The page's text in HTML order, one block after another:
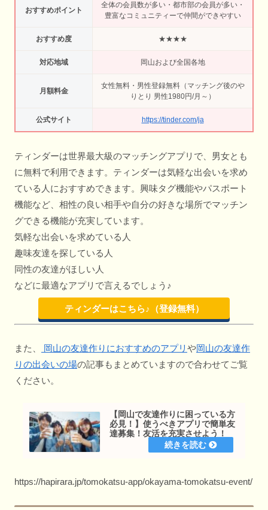
おすすめポイント
全体の会員数が多い・都市部の会員が多い・
豊富なコミュニティーで仲間ができやすい
おすすめ度 ★★★★
対応地域 岡山および全国各地
月額料金
女性無料・男性登録無料（マッチング後のや
りとり 男性1980円/月～）
公式サイト https://tinder.com/ja
ティンダーは世界最大級のマッチングアプリで、男女とも
に無料で利用できます。ティンダーは気軽な出会いを求め
ている人におすすめできます。興味タグ機能やパスポート
機能など、相性の良い相手や自分の好きな場所でマッチン
グできる機能が充実しています。
気軽な出会いを求めている人
趣味友達を探している人
同性の友達がほしい人
などに最適なアプリで言えるでしょう♪
ティンダーはこちら♪（登録無料）
また、 岡山の友達作りにおすすめのアプリ や岡山の友達作
りの出会いの場の記事もまとめていますので合わせてご覧
ください。
【岡山で友達作りに困っている方
必見！】使うべきアプリで簡単友
達募集！友活を充実させよう！
https://hapirara.jp/tomokatsu-app/okayama-tomokatsu-event/